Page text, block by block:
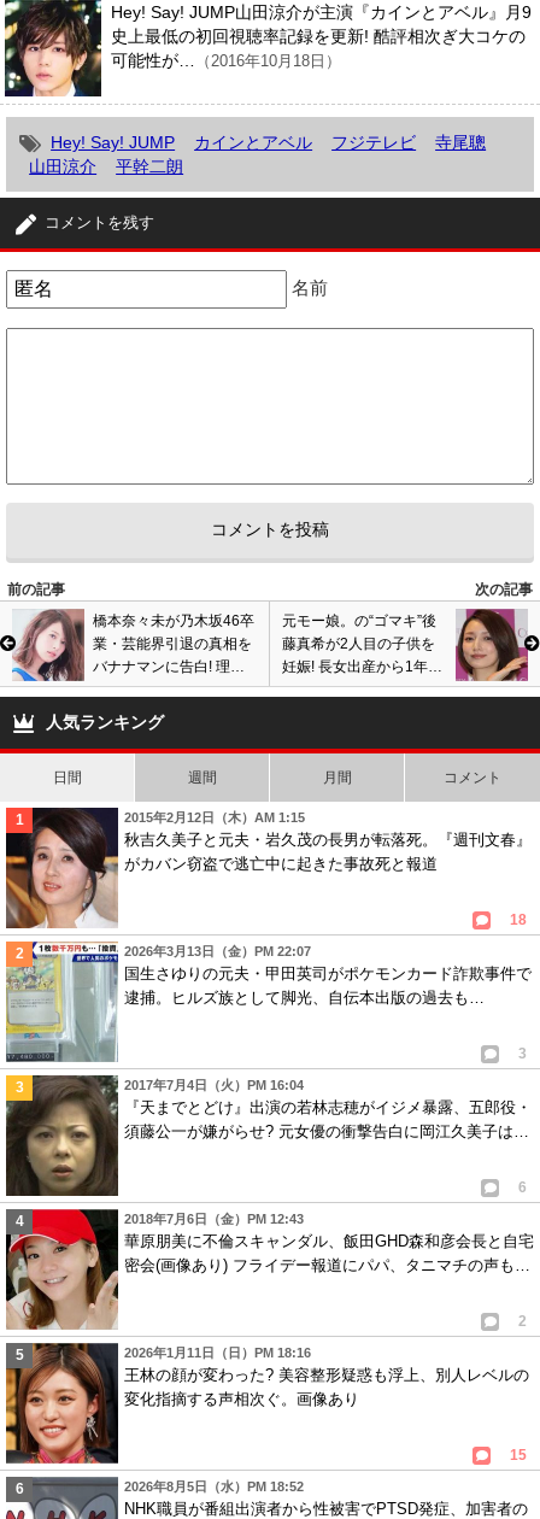
Hey! Say! JUMP山田涼介が主演『カインとアベル』月9
史上最低の初回視聴率記録を更新! 酷評相次ぎ大コケの
可能性が…
（2016年10月18日）
Hey! Say! JUMP カインとアベル フジテレビ
寺尾聰
山田涼介
平幹二朗
コメントを残す
名前
前の記事
次の記事
橋本奈々未が乃木坂46卒
業・芸能界引退の真相を
バナナマンに告白! 理由
は弟の学費・金銭問題、
母親からの手紙、結婚説
は否定
元モー娘。の“ゴマキ”後
藤真希が2人目の子供を
妊娠! 長女出産から1年未
満でオメデタ報告! 来年
人気ランキング
日間 週間 月間 コメント
2015年2月12日（木）AM 1:15
秋吉久美子と元夫・岩久茂の長男が転落死。『週刊文春』
がカバン窃盗で逃亡中に起きた事故死と報道
18
2026年3月13日（金）PM 22:07
国生さゆりの元夫・甲田英司がポケモンカード詐欺事件で
逮捕。ヒルズ族として脚光、自伝本出版の過去も…
3
2017年7月4日（火）PM 16:04
『天までとどけ』出演の若林志穂がイジメ暴露、五郎役・
須藤公一が嫌がらせ? 元女優の衝撃告白に岡江久美子は…
6
2018年7月6日（金）PM 12:43
華原朋美に不倫スキャンダル、飯田GHD森和彦会長と自宅
密会(画像あり) フライデー報道にパパ、タニマチの声も…
2
2026年1月11日（日）PM 18:16
王林の顔が変わった? 美容整形疑惑も浮上、別人レベルの
変化指摘する声相次ぐ。画像あり
15
2026年8月5日（水）PM 18:52
NHK職員が番組出演者から性被害でPTSD発症、加害者の